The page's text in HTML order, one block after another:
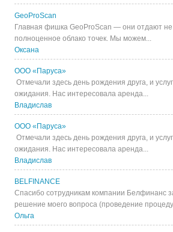
GeoProScan
Главная фишка GeoProScan — они отдают не
полноценное облако точек. Мы можем...
Оксана
ООО «Паруса»
Отмечали здесь день рождения друга, и
ожидания. Нас интересовала аренда...
Владислав
ООО «Паруса»
Отмечали здесь день рождения друга, и
ожидания. Нас интересовала аренда...
Владислав
BELFINANCE
Спасибо сотрудникам компании Белфинанс
решение моего вопроса (проведение
Ольга